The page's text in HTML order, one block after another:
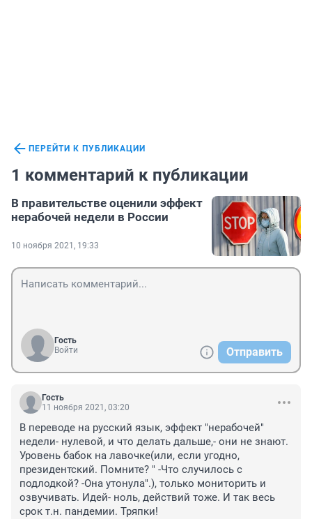
ПЕРЕЙТИ К ПУБЛИКАЦИИ
1 комментарий к публикации
В правительстве оценили эффект
нерабочей недели в России
10 ноября 2021, 19:33
Гость
Войти
Отправить
Гость
11 ноября 2021, 03:20
В переводе на русский язык, эффект "нерабочей"
недели- нулевой, и что делать дальше,- они не знают.
Уровень бабок на лавочке(или, если угодно,
президентский. Помните? " -Что случилось с
подлодкой? -Она утонула".), только мониторить и
озвучивать. Идей- ноль, действий тоже. И так весь
срок т.н. пандемии. Тряпки!